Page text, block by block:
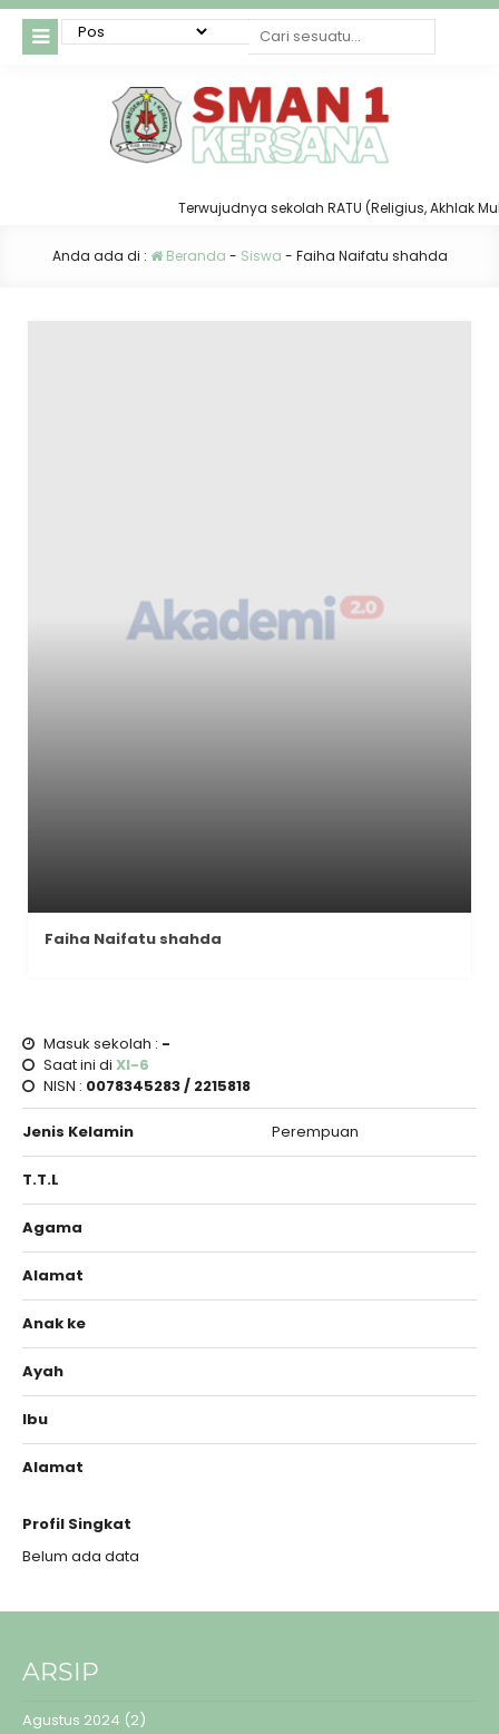
Terwujudnya sekolah RATU (Religius, Akhlak
Anda ada di : Beranda - Siswa - Faiha Naifatu shahda
Faiha Naifatu shahda
Masuk sekolah : -
Saat ini di XI-6
NISN : 0078345283 / 2215818
Jenis Kelamin Perempuan
T.T.L
Agama
Alamat
Anak ke
Ayah
Ibu
Alamat
Profil Singkat
Belum ada data
ARSIP
Agustus 2024 (2)